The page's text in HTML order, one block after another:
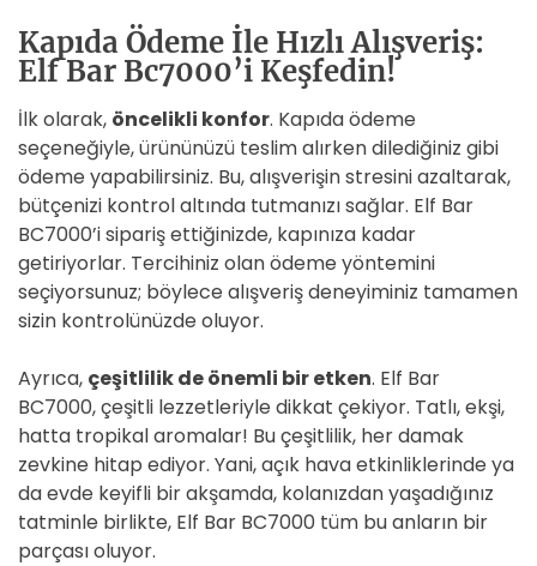
Kapıda Ödeme İle Hızlı Alışveriş:
Elf Bar Bc7000’i Keşfedin!
İlk olarak, öncelikli konfor. Kapıda ödeme
seçeneğiyle, ürününüzü teslim alırken dilediğiniz gibi
ödeme yapabilirsiniz. Bu, alışverişin stresini azaltarak,
bütçenizi kontrol altında tutmanızı sağlar. Elf Bar
BC7000’i sipariş ettiğinizde, kapınıza kadar
getiriyorlar. Tercihiniz olan ödeme yöntemini
seçiyorsunuz; böylece alışveriş deneyiminiz tamamen
sizin kontrolünüzde oluyor.
Ayrıca, çeşitlilik de önemli bir etken. Elf Bar
BC7000, çeşitli lezzetleriyle dikkat çekiyor. Tatlı, ekşi,
hatta tropikal aromalar! Bu çeşitlilik, her damak
zevkine hitap ediyor. Yani, açık hava etkinliklerinde ya
da evde keyifli bir akşamda, kolanızdan yaşadığınız
tatminle birlikte, Elf Bar BC7000 tüm bu anların bir
parçası oluyor.